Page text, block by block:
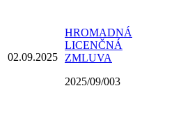
02.09.2025
HROMADNÁ
LICENČNÁ
ZMLUVA
2025/09/003